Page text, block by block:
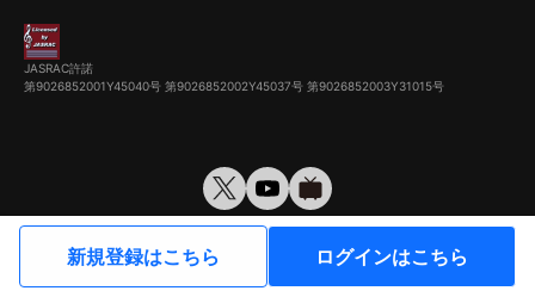
新規登録はこちら ログインはこちら
JASRAC許諾
第9026852001Y45040号 第9026852002Y45037号 第9026852003Y31015号
© VirtualCast, Inc. All rights reserved.